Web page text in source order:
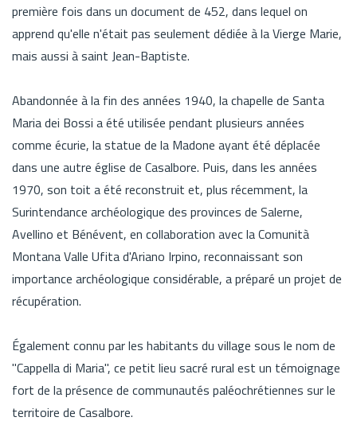
première fois dans un document de 452, dans lequel on
apprend qu'elle n'était pas seulement dédiée à la Vierge Marie,
mais aussi à saint Jean-Baptiste.
Abandonnée à la fin des années 1940, la chapelle de Santa
Maria dei Bossi a été utilisée pendant plusieurs années
comme écurie, la statue de la Madone ayant été déplacée
dans une autre église de Casalbore. Puis, dans les années
1970, son toit a été reconstruit et, plus récemment, la
Surintendance archéologique des provinces de Salerne,
Avellino et Bénévent, en collaboration avec la Comunità
Montana Valle Ufita d'Ariano Irpino, reconnaissant son
importance archéologique considérable, a préparé un projet de
récupération.
Également connu par les habitants du village sous le nom de
"Cappella di Maria", ce petit lieu sacré rural est un témoignage
fort de la présence de communautés paléochrétiennes sur le
territoire de Casalbore.